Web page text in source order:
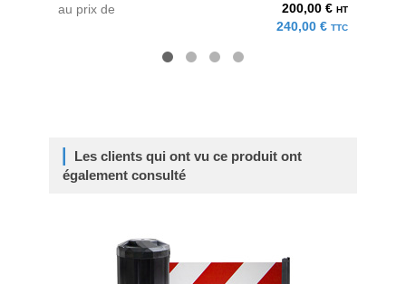
au prix de 200,00 € HT
240,00 € TTC
Les clients qui ont vu ce produit ont
également consulté